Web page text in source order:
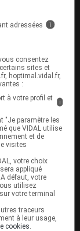
adressées i
consentez
sites et
hoptimal.vidal.fr,
:
à votre profil et
i
"Je paramètre les
que VIDAL utilise
et de
visites
votre choix
appliqué
défaut, votre
utilisez
votre terminal
traceurs
à leur usage,
cookies